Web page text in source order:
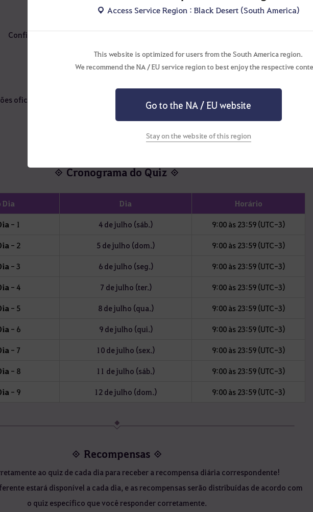
Access Service Region : Black Desert (South America)
This website is optimized for users from the South America region.
We recommend the NA / EU service region to best enjoy the respective
Go to the NA / EU website
Stay on the website of this region
🔖 #9ºAniversárioBDOSA
Confira abaixo em quais plataformas realizaremos os desafios!
oficiais do evento e teste sua memória todos os dias com a tag "Quem Se Lembra?"!
◈ Cronograma do Quiz◈
Dia Dia Horário
- 1 4 de julho (sáb.) 9:00 às 23:59 (UTC-3)
- 2 5 de julho (dom.) 9:00 às 23:59 (UTC-3)
- 3 6 de julho (seg.) 9:00 às 23:59 (UTC-3)
- 4 7 de julho (ter.) 9:00 às 23:59 (UTC-3)
- 5 8 de julho (qua.) 9:00 às 23:59 (UTC-3)
- 6 9 de julho (qui.) 9:00 às 23:59 (UTC-3)
- 7 10 de julho (sex.) 9:00 às 23:59 (UTC-3)
- 8 11 de julho (sáb.) 9:00 às 23:59 (UTC-3)
- 9 12 de julho (dom.) 9:00 às 23:59 (UTC-3)
◈ Recompensas ◈
ao quiz de cada dia para receber a recompensa diária correspondente!
estará disponível a cada dia, e as recompensas serão distribuídas de acordo com
o quiz específico que você responder corretamente.